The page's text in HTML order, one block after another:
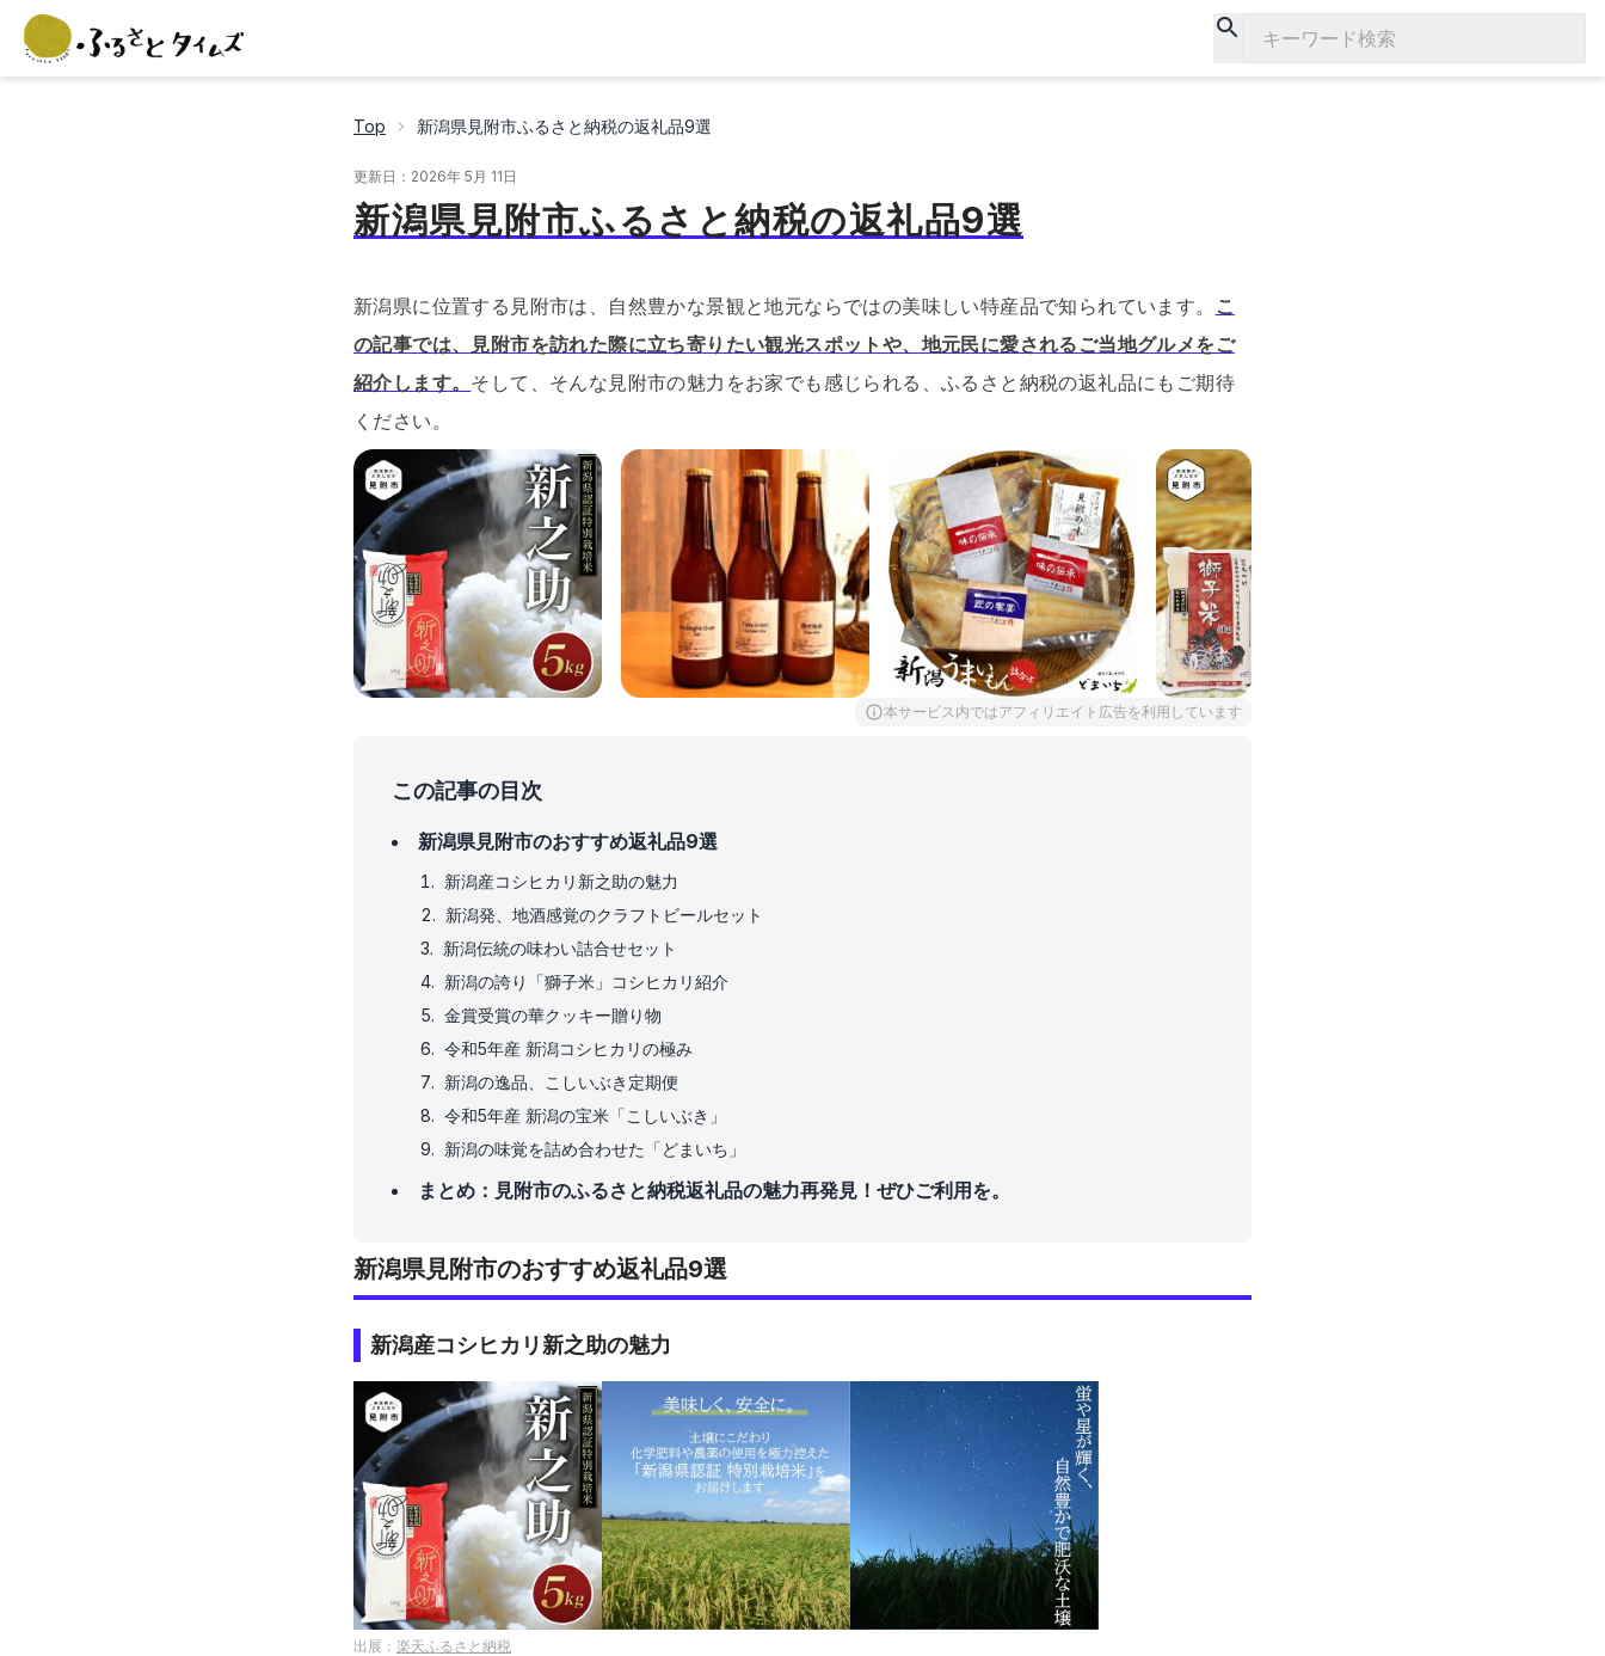
キーワード検索
Top 新潟県見附市ふるさと納税の返礼品9選
更新日： 2026年 5月 11日
新潟県見附市ふるさと納税の返礼品9選
新潟県に位置する見附市は、自然豊かな景観と地元ならではの美味しい特産品で知られています。
こ
の記事では、見附市を訪れた際に立ち寄りたい観光スポットや、地元民に愛されるご当地グルメをご
紹介します。 そして、そんな見附市の魅力をお家でも感じられる、ふるさと納税の返礼品にもご期待
ください。
本サービス内ではアフィリエイト広告を利用しています
この記事の目次
新潟県見附市のおすすめ返礼品9選
新潟産コシヒカリ新之助の魅力
新潟発、地酒感覚のクラフトビールセット
新潟伝統の味わい詰合せセット
新潟の誇り「獅子米」コシヒカリ紹介
金賞受賞の華クッキー贈り物
令和5年産 新潟コシヒカリの極み
新潟の逸品、こしいぶき定期便
令和5年産 新潟の宝米「こしいぶき」
新潟の味覚を詰め合わせた「どまいち」
まとめ：見附市のふるさと納税返礼品の魅力再発見！ぜひご利用を。
新潟県見附市のおすすめ返礼品9選
新潟産コシヒカリ新之助の魅力
出展： 楽天ふるさと納税